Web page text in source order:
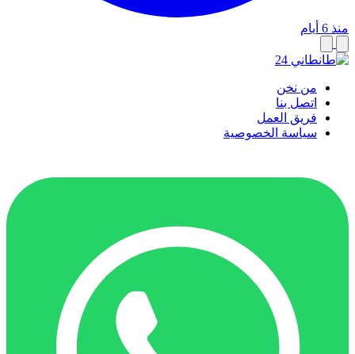
منذ 6 أيام
من نخن
اتصل بنا
فريق العمل
سياسة الخصوصية